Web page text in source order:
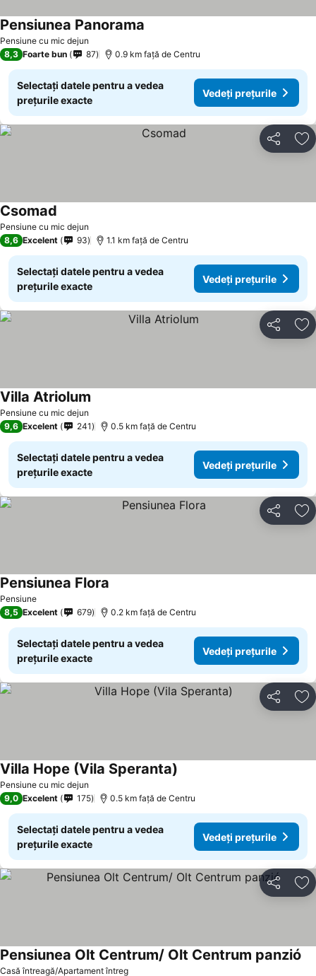
Pensiune cu mic dejun
Pensiunea Panorama
8,3 Foarte bun 87 0.9 km faţă de Centru
Selectați datele pentru a vedea
prețurile exacte
Vedeți prețurile
Distribuiți
Pensiune cu mic dejun
Csomad
8,6 Excelent 93 1.1 km faţă de Centru
Selectați datele pentru a vedea
prețurile exacte
Vedeți prețurile
Distribuiți
Pensiune cu mic dejun
Villa Atriolum
9,6 Excelent 241 0.5 km faţă de Centru
Selectați datele pentru a vedea
prețurile exacte
Vedeți prețurile
Distribuiți
Pensiune
Pensiunea Flora
8,5 Excelent 679 0.2 km faţă de Centru
Selectați datele pentru a vedea
prețurile exacte
Vedeți prețurile
Distribuiți
Pensiune cu mic dejun
Villa Hope (Vila Speranta)
9,0 Excelent 175 0.5 km faţă de Centru
Selectați datele pentru a vedea
prețurile exacte
Vedeți prețurile
Distribuiți
Casă întreagă/Apartament întreg
Pensiunea Olt Centrum/ Olt Centrum panzió